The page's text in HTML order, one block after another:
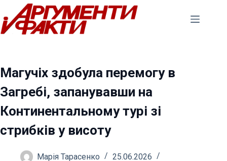
Перейти
до
вмісту
Магучіх здобула перемогу в
Загребі, запанувавши на
Континентальному турі зі
стрибків у висоту
Марія Тарасенко
25.06.2026